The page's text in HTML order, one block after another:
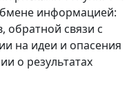
информацией:
связи с
на идеи и опасения
о результатах